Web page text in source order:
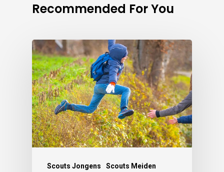
Recommended For You
Scouts Jongens Scouts Meiden